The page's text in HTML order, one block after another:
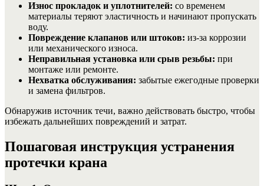
Износ прокладок и уплотнителей: со временем
материалы теряют эластичность и начинают пропускать
воду.
Повреждение клапанов или штоков: из-за коррозии
или механического износа.
Неправильная установка или срыв резьбы: при
монтаже или ремонте.
Нехватка обслуживания: забытые ежегодные проверки
и замена фильтров.
Обнаружив источник течи, важно действовать быстро, чтобы
избежать дальнейших повреждений и затрат.
Пошаговая инструкция устранения
протечки крана